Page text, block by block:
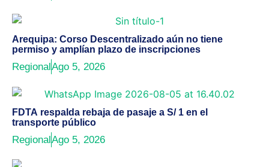
Arequipa: Corso Descentralizado aún no tiene
permiso y amplían plazo de inscripciones
RegionalAgo 5, 2026
FDTA respalda rebaja de pasaje a S/ 1 en el
transporte público
Regional Ago 5, 2026